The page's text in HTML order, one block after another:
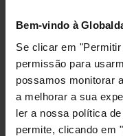
Bem-vindo à
Se clicar em
permissão para
possamos monitorar
a melhorar a sua
ler a nossa política
permite, clicando em
Rede
Wi-Fi
Ethernet LAN